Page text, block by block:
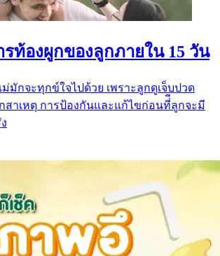
รท้องผูกของลูกภายใน 15 วัน
มักจะทุกข์ใจไปด้วย เพราะลูกดูเจ็บปวด
สาเหตุ การป้องกันและแก้ไขก่อนที่ีลูกจะมี